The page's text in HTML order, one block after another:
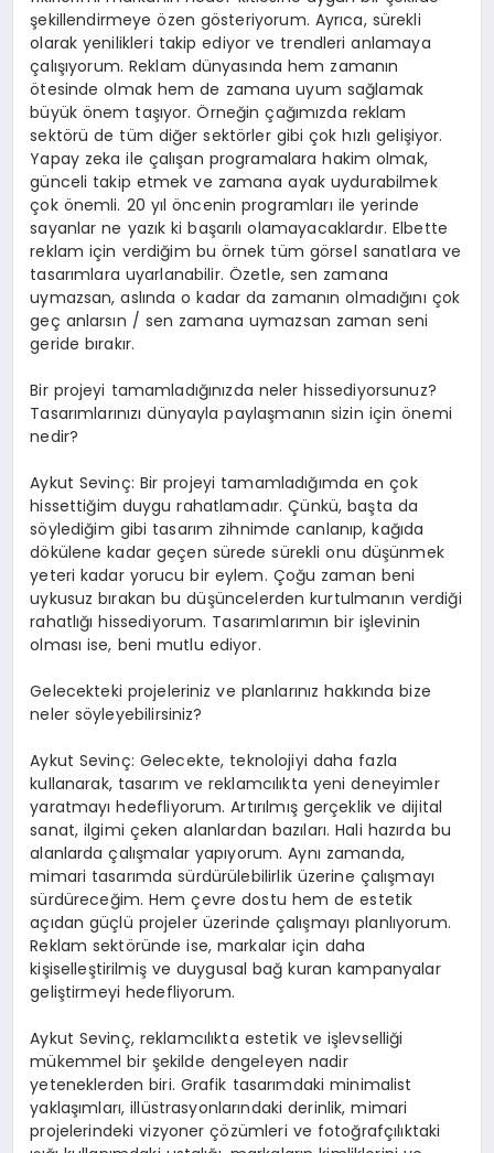
şekillendirmeye özen gösteriyorum. Ayrıca, sürekli
olarak yenilikleri takip ediyor ve trendleri anlamaya
çalışıyorum. Reklam dünyasında hem zamanın
ötesinde olmak hem de zamana uyum sağlamak
büyük önem taşıyor. Örneğin çağımızda reklam
sektörü de tüm diğer sektörler gibi çok hızlı gelişiyor.
Yapay zeka ile çalışan programalara hakim olmak,
günceli takip etmek ve zamana ayak uydurabilmek
çok önemli. 20 yıl öncenin programları ile yerinde
sayanlar ne yazık ki başarılı olamayacaklardır. Elbette
reklam için verdiğim bu örnek tüm görsel sanatlara ve
tasarımlara uyarlanabilir. Özetle, sen zamana
uymazsan, aslında o kadar da zamanın olmadığını çok
geç anlarsın / sen zamana uymazsan zaman seni
geride bırakır.
Bir projeyi tamamladığınızda neler hissediyorsunuz?
Tasarımlarınızı dünyayla paylaşmanın sizin için önemi
nedir?
Aykut Sevinç: Bir projeyi tamamladığımda en çok
hissettiğim duygu rahatlamadır. Çünkü, başta da
söylediğim gibi tasarım zihnimde canlanıp, kağıda
dökülene kadar geçen sürede sürekli onu düşünmek
yeteri kadar yorucu bir eylem. Çoğu zaman beni
uykusuz bırakan bu düşüncelerden kurtulmanın verdiği
rahatlığı hissediyorum. Tasarımlarımın bir işlevinin
olması ise, beni mutlu ediyor.
Gelecekteki projeleriniz ve planlarınız hakkında bize
neler söyleyebilirsiniz?
Aykut Sevinç: Gelecekte, teknolojiyi daha fazla
kullanarak, tasarım ve reklamcılıkta yeni deneyimler
yaratmayı hedefliyorum. Artırılmış gerçeklik ve dijital
sanat, ilgimi çeken alanlardan bazıları. Hali hazırda bu
alanlarda çalışmalar yapıyorum. Aynı zamanda,
mimari tasarımda sürdürülebilirlik üzerine çalışmayı
sürdüreceğim. Hem çevre dostu hem de estetik
açıdan güçlü projeler üzerinde çalışmayı planlıyorum.
Reklam sektöründe ise, markalar için daha
kişiselleştirilmiş ve duygusal bağ kuran kampanyalar
geliştirmeyi hedefliyorum.
Aykut Sevinç, reklamcılıkta estetik ve işlevselliği
mükemmel bir şekilde dengeleyen nadir
yeteneklerden biri. Grafik tasarımdaki minimalist
yaklaşımları, illüstrasyonlarındaki derinlik, mimari
projelerindeki vizyoner çözümleri ve fotoğrafçılıktaki